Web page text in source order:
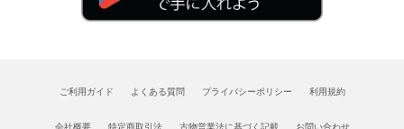
ご利用ガイド よくある質問 プライバシーポリシー 利用規約
会社概要 特定商取引法 古物営業法に基づく記載 お問い合わせ